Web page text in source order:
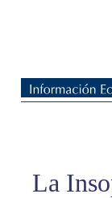
La